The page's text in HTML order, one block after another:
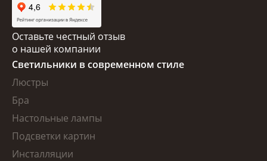
Оставьте честный отзыв
о нашей компании
Светильники в современном стиле
Люстры
Бра
Настольные лампы
Подсветки картин
Инсталляции